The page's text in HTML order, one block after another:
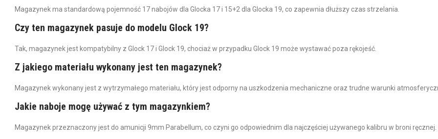
Magazynek ma standardową pojemność 17 nabojów dla Glocka 17 i 15+2 dla Glocka 19, co zapewnia dłuższy czas strzelania.
Czy ten magazynek pasuje do modelu Glock 19?
Tak, magazynek jest kompatybilny z Glock 17 i Glock 19, chociaż w przypadku Glock 19 może wystawać poza rękojeść.
Z jakiego materiału wykonany jest ten magazynek?
Magazynek wykonany jest z wytrzymałego materiału, który jest odporny na uszkodzenia mechaniczne oraz trudne warunki
Jakie naboje mogę używać z tym magazynkiem?
Magazynek przeznaczony jest do amunicji 9mm Parabellum, co czyni go odpowiednim dla najczęściej używanego kalibru w broni ręcznej.